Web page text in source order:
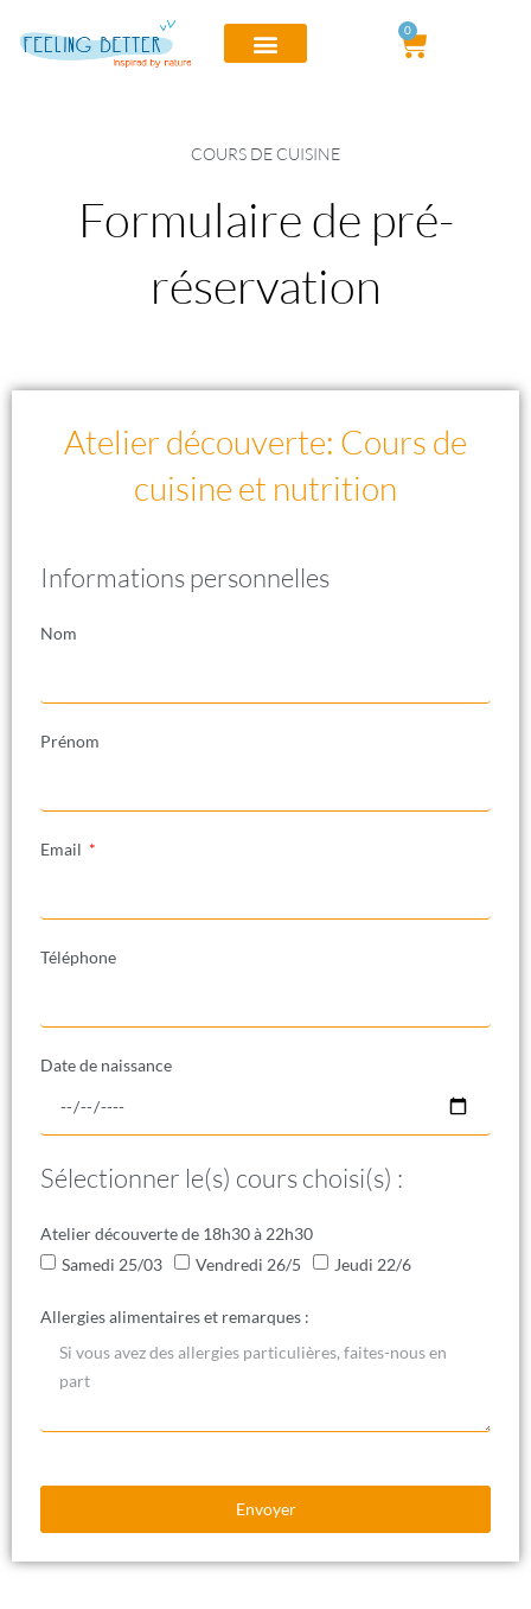
0
COURS DE CUISINE
Formulaire de pré-
réservation
Atelier découverte: Cours de
cuisine et nutrition
Informations personnelles
Nom
Prénom
Email
Téléphone
Date de naissance
Sélectionner le(s) cours choisi(s) :
Atelier découverte de 18h30 à 22h30
Samedi 25/03
Vendredi 26/5 Jeudi 22/6
Allergies alimentaires et remarques :
Envoyer